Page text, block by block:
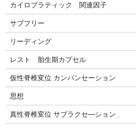
カイロプラティック 関連因子
サブフリー
リーディング
レスト 胎生期カプセル
仮性脊椎変位 カンパンセーション
思想
真性脊椎変位 サブラクセ―ション